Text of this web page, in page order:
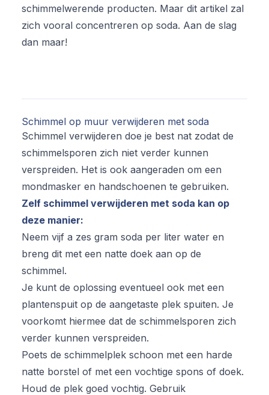
schimmelwerende producten. Maar dit artikel zal
zich vooral concentreren op soda. Aan de slag
dan maar!
Schimmel op muur verwijderen met soda
Schimmel verwijderen doe je best nat zodat de
schimmelsporen zich niet verder kunnen
verspreiden. Het is ook aangeraden om een
mondmasker en handschoenen te gebruiken.
Zelf schimmel verwijderen met soda kan op
deze manier:
Neem vijf a zes gram soda per liter water en
breng dit met een natte doek aan op de
schimmel.
Je kunt de oplossing eventueel ook met een
plantenspuit op de aangetaste plek spuiten. Je
voorkomt hiermee dat de schimmelsporen zich
verder kunnen verspreiden.
Poets de schimmelplek schoon met een harde
natte borstel of met een vochtige spons of doek.
Houd de plek goed vochtig. Gebruik